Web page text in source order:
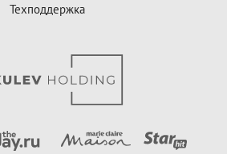
Техподдержка